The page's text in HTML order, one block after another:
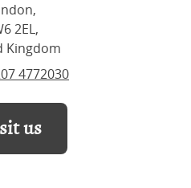
2EL,
Kingdom
4772030
us